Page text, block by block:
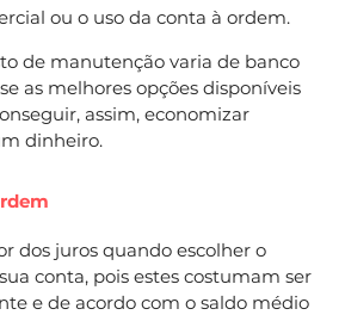
ou o uso da conta à ordem.
de manutenção varia de banco
as melhores opções disponíveis
assim, economizar
dinheiro.
dos juros quando escolher o
conta, pois estes costumam ser
e de acordo com o saldo médio